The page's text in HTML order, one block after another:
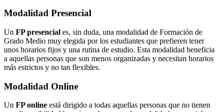
Modalidad Presencial
Un FP presencial es, sin duda, una modalidad de Formación de
Grado Medio muy elegida por los estudiantes que prefieren tener
unos horarios fijos y una rutina de estudio. Esta modalidad beneficia
a aquellas personas que son menos organizadas y necesitan horarios
más estrictos y no tan flexibles.
Modalidad Online
Un FP online está dirigido a todas aquellas personas que no tienen